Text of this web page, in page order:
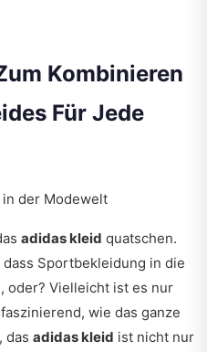
Kombinieren
Für Jede
der Modewelt
adidas kleid quatschen.
Sportbekleidung in die
oder? Vielleicht ist es nur
wie das ganze
das adidas kleid ist nicht nur